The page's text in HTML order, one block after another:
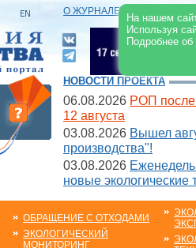
На нашем
Используя
Подробнее
О ЖУРНАЛЕ |
НОВОСТИ ПРОЕКТА
06.08.2026 РОП после
12 августа
03.08.2026 Вышел
производства"!
03.08.2026
новые экологические
ОБРАЩЕНИЕ С ОТХОДАМИ
ЭКОЛОГИЧЕСКИЙ
МОНИТОРИНГ